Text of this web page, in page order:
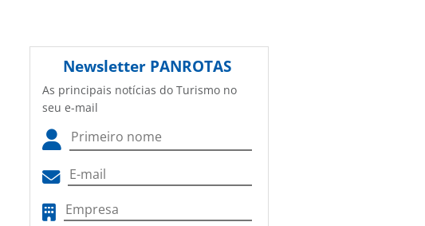
Newsletter PANROTAS
As principais notícias do Turismo no
seu e-mail